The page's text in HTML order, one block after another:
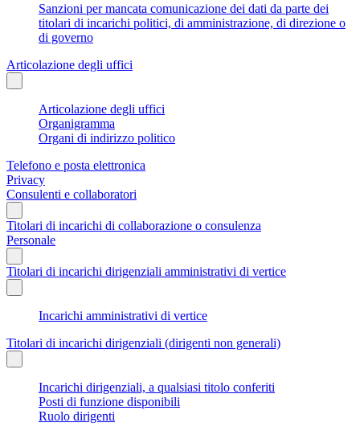
Sanzioni per mancata comunicazione dei dati da parte dei
titolari di incarichi politici, di amministrazione, di direzione o
di governo
Articolazione degli uffici
Articolazione degli uffici
Organigramma
Organi di indirizzo politico
Telefono e posta elettronica
Privacy
Consulenti e collaboratori
Titolari di incarichi di collaborazione o consulenza
Personale
Titolari di incarichi dirigenziali amministrativi di vertice
Incarichi amministrativi di vertice
Titolari di incarichi dirigenziali (dirigenti non generali)
Incarichi dirigenziali, a qualsiasi titolo conferiti
Posti di funzione disponibili
Ruolo dirigenti